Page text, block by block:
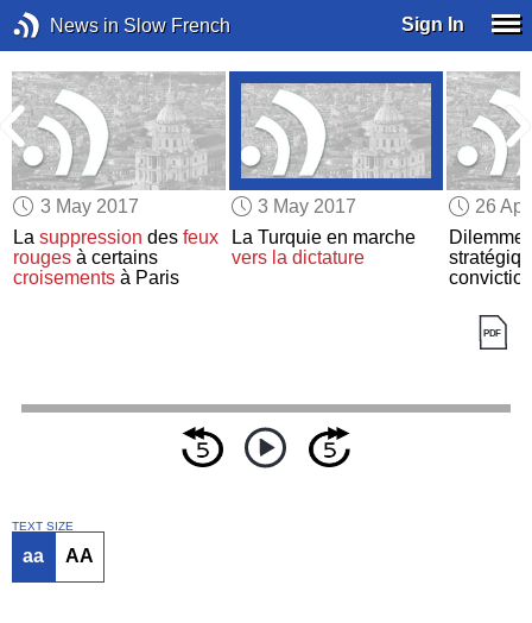
News in Slow French Sign In
3 May 2017
Lasuppression desfeux
rouges à certains
croisements à Paris
3 May 2017
La Turquie en marche
vers la dictature
26
Dilemme
TEXT SIZE
aa AA